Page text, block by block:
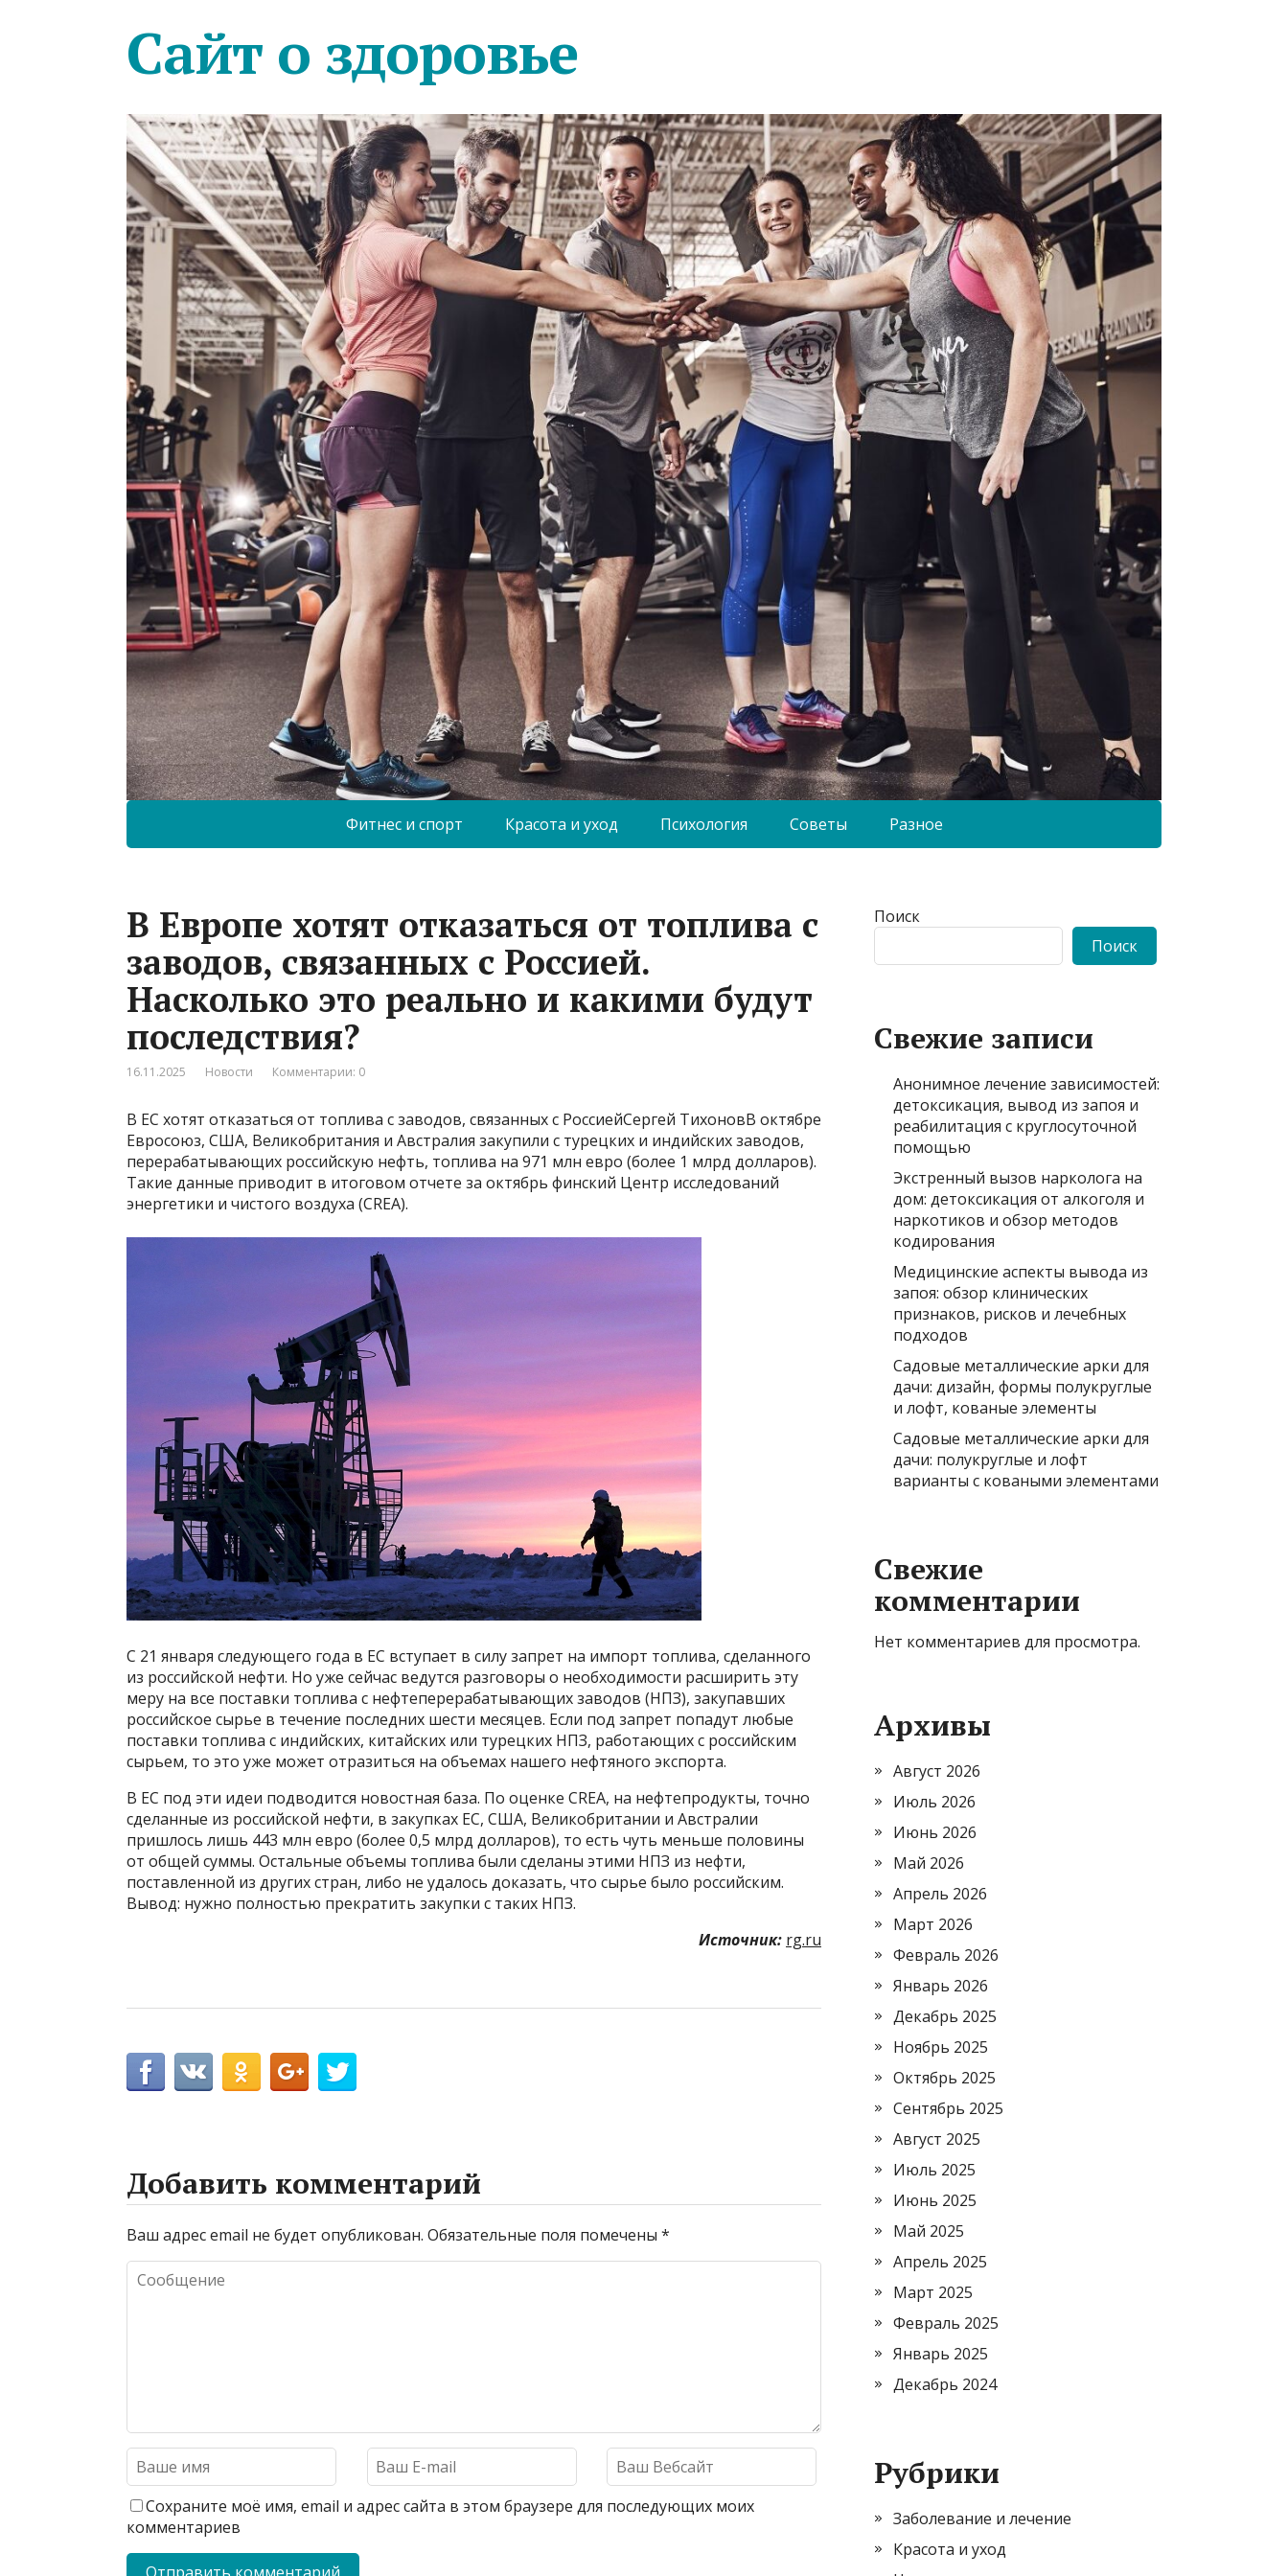
Сайт о здоровье
Фитнес и спорт Красота и уход Психология Советы Разное
В Европе хотят отказаться от топлива с
заводов, связанных с Россией.
Насколько это реально и какими будут
последствия?
16.11.2025 Новости Комментарии: 0
В ЕС хотят отказаться от топлива с заводов, связанных с РоссиейСергей ТихоновВ октябре
Евросоюз, США, Великобритания и Австралия закупили с турецких и индийских заводов,
перерабатывающих российскую нефть, топлива на 971 млн евро (более 1 млрд долларов).
Такие данные приводит в итоговом отчете за октябрь финский Центр исследований
энергетики и чистого воздуха (CREA).
С 21 января следующего года в ЕС вступает в силу запрет на импорт топлива, сделанного
из российской нефти. Но уже сейчас ведутся разговоры о необходимости расширить эту
меру на все поставки топлива с нефтеперерабатывающих заводов (НПЗ), закупавших
российское сырье в течение последних шести месяцев. Если под запрет попадут любые
поставки топлива с индийских, китайских или турецких НПЗ, работающих с российским
сырьем, то это уже может отразиться на объемах нашего нефтяного экспорта.
В ЕС под эти идеи подводится новостная база. По оценке CREA, на нефтепродукты, точно
сделанные из российской нефти, в закупках ЕС, США, Великобритании и Австралии
пришлось лишь 443 млн евро (более 0,5 млрд долларов), то есть чуть меньше половины
от общей суммы. Остальные объемы топлива были сделаны этими НПЗ из нефти,
поставленной из других стран, либо не удалось доказать, что сырье было российским.
Вывод: нужно полностью прекратить закупки с таких НПЗ.
Источник: rg.ru
Добавить комментарий
Ваш адрес email не будет опубликован. Обязательные поля помечены *
Сохраните моё имя, email и адрес сайта в этом браузере для последующих моих
комментариев
Поиск
Поиск
Свежие записи
Анонимное лечение зависимостей:
детоксикация, вывод из запоя и
реабилитация с круглосуточной
помощью
Экстренный вызов нарколога на
дом: детоксикация от алкоголя и
наркотиков и обзор методов
кодирования
Медицинские аспекты вывода из
запоя: обзор клинических
признаков, рисков и лечебных
подходов
Садовые металлические арки для
дачи: дизайн, формы полукруглые
и лофт, кованые элементы
Садовые металлические арки для
дачи: полукруглые и лофт
варианты с коваными элементами
Свежие
комментарии
Нет комментариев для просмотра.
Архивы
Август 2026
Июль 2026
Июнь 2026
Май 2026
Апрель 2026
Март 2026
Февраль 2026
Январь 2026
Декабрь 2025
Ноябрь 2025
Октябрь 2025
Сентябрь 2025
Август 2025
Июль 2025
Июнь 2025
Май 2025
Апрель 2025
Март 2025
Февраль 2025
Январь 2025
Декабрь 2024
Рубрики
Заболевание и лечение
Красота и уход